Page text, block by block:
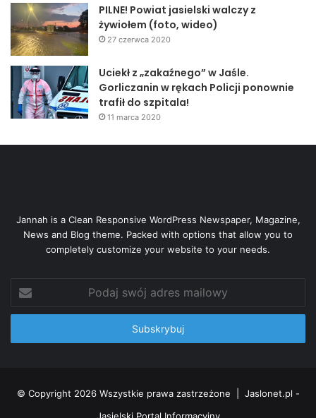
PILNE! Powiat jasielski walczy z
żywiołem (foto, wideo)
27 czerwca 2020
Uciekł z „zakaźnego” w Jaśle.
Gorliczanin w rękach Policji ponownie
trafił do szpitala!
11 marca 2020
Jannah is a Clean Responsive WordPress Newspaper, Magazine,
News and Blog theme. Packed with options that allow you to
completely customize your website to your needs.
swój
adres
© Copyright 2026 Wszystkie prawa zastrzeżone | Jaslonet.pl -
Jasielski Portal Informacyjny